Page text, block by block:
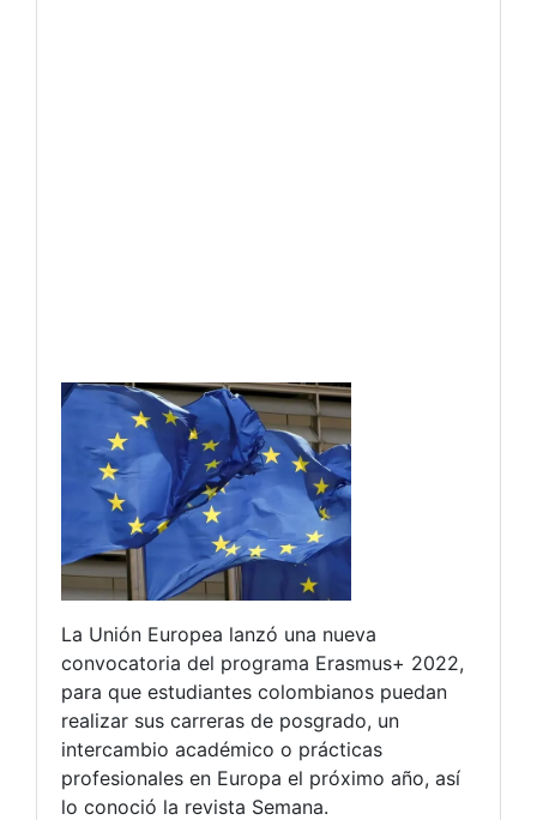
La Unión Europea lanzó una nueva
convocatoria del programa Erasmus+ 2022,
para que estudiantes colombianos puedan
realizar sus carreras de posgrado, un
intercambio académico o prácticas
profesionales en Europa el próximo año, así
lo conoció la revista Semana.